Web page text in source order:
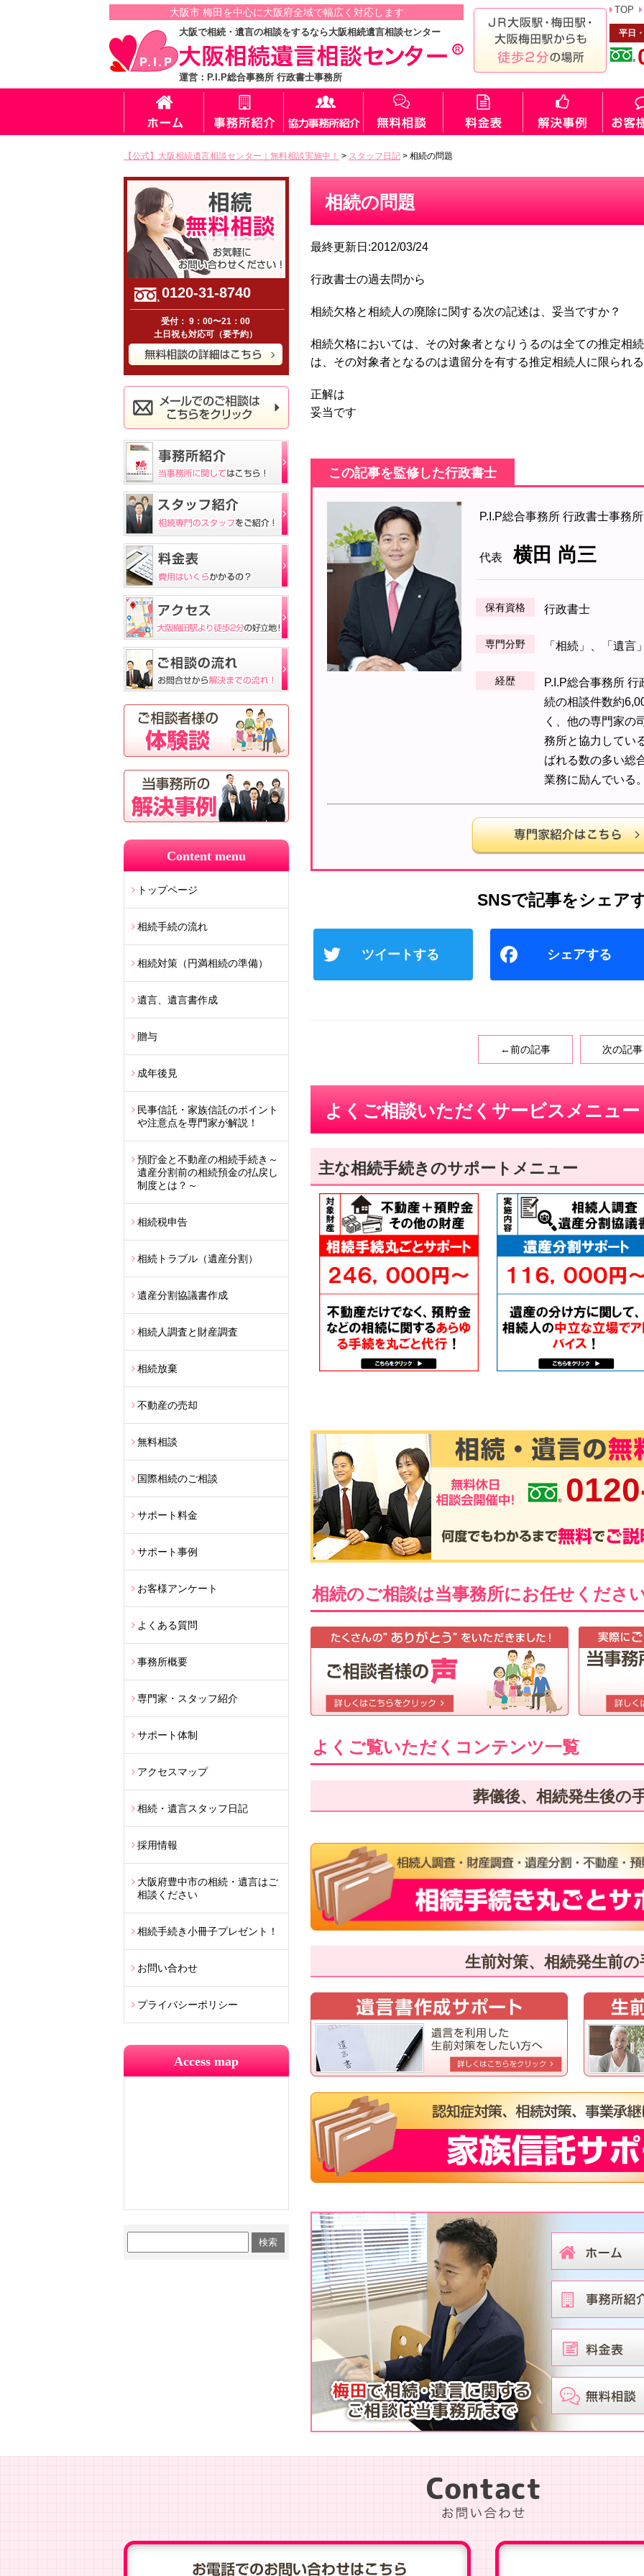
大阪市 梅田を中心に大阪府全域で幅広く対応します
大阪で相続・遺言の相談をするなら大阪相続遺言相談センター
運営：P.I.P総合事務所 行政書士事務所
TOP
平日
【公式】大阪相続遺言相談センター｜無料相談実施中！ > スタッフ日記 > 相続の問題
相続の問題
最終更新日:2012/03/24
行政書士の過去問から
相続欠格と相続人の廃除に関する次の記述は、妥当ですか？
相続欠格においては、その対象者となりうるのは全ての推定相
は、その対象者となるのは遺留分を有する推定相続人に限られる
正解は
妥当です
この記事を監修した行政書士
P.I.P総合事務所 行政書士事務所
代表 横田 尚三
保有資格 行政書士
専門分野 「相続」、「遺言
経歴
P.I.P総合事務所
続の相談件数約
く、他の専門家の
務所と協力してい
ばれる数の多い総
業務に励んでいる
T
wi
←前の記事 次の記
よくご相談いただくサービスメニュー
主な相続手続きのサポートメニュー
相続のご相談は当事務所にお任せくださ
よくご覧いただくコンテンツ一覧
葬儀後、相続発生後の
生前対策、相続発生前
0120-31-8740
受付： 9：00〜21：00
土日祝も対応可（要予約）
Content menu
トップページ
相続手続の流れ
相続対策（円満相続の準備）
遺言、遺言書作成
贈与
成年後見
民事信託・家族信託のポイント
や注意点を専門家が解説！
預貯金と不動産の相続手続き～
遺産分割前の相続預金の払戻し
制度とは？～
相続税申告
相続トラブル（遺産分割）
遺産分割協議書作成
相続人調査と財産調査
相続放棄
不動産の売却
無料相談
国際相続のご相談
サポート料金
サポート事例
お客様アンケート
よくある質問
事務所概要
専門家・スタッフ紹介
サポート体制
アクセスマップ
相続・遺言スタッフ日記
採用情報
大阪府豊中市の相続・遺言はご
相談ください
相続手続き小冊子プレゼント！
お問い合わせ
プライバシーポリシー
Access map